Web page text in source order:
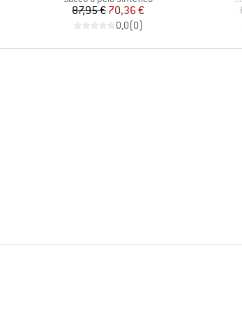
Prezzo
87,95 € Prezzo ridotto
70,36 €
0,0(0)